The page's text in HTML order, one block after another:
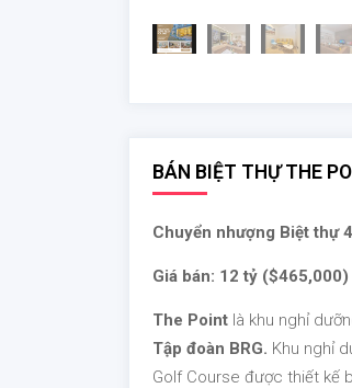
BÁN BIỆT THỰ THE
Chuyển nhượng Biệt thự
Giá bán: 12 tỷ ($465,000)
The Point là khu nghỉ
Tập đoàn BRG. Khu nghỉ
Golf Course được thiết kế